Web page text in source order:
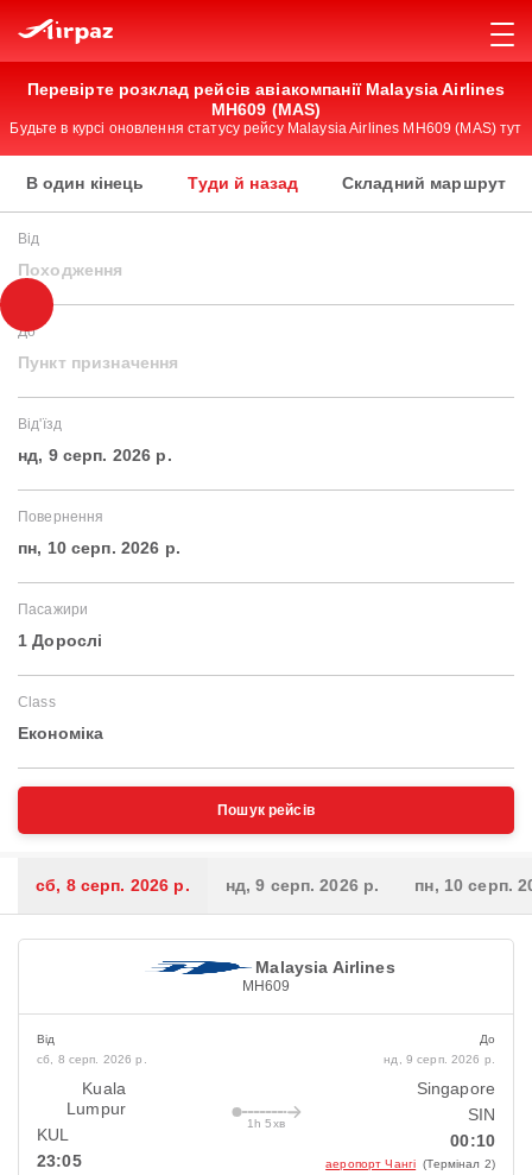
Перевірте розклад рейсів авіакомпанії Malaysia Airlines
MH609 (MAS)
Будьте в курсі оновлення статусу рейсу Malaysia Airlines MH609 (MAS) тут
В один кінець Туди й назад Складний маршрут
Від
Походження
До
Пункт призначення
Від'їзд
нд, 9 серп. 2026 р.
Повернення
пн, 10 серп. 2026 р.
Пасажири
1 Дорослі
Class
Економіка
Пошук рейсів
сб, 8 серп. 2026 р. нд, 9 серп. 2026 р. пн, 10 серп.
Malaysia Airlines
MH609
Від
сб, 8 серп. 2026 р.
Kuala
Lumpur
KUL
23:05
1h 5хв
До
нд, 9 серп. 2026 р.
Singapore
SIN
00:10
аеропорт Чангі (Термінал 2)